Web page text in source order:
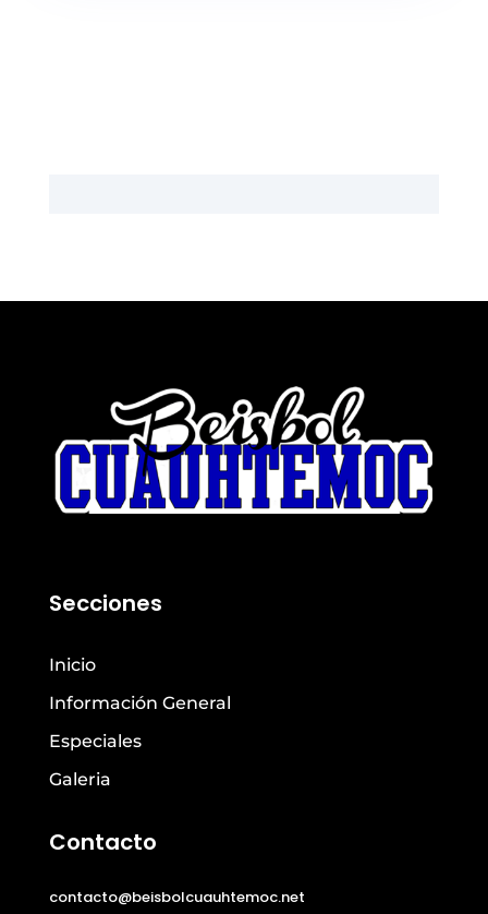
Secciones
Inicio
Información General
Especiales
Galeria
Contacto
contacto@beisbolcuauhtemoc.net